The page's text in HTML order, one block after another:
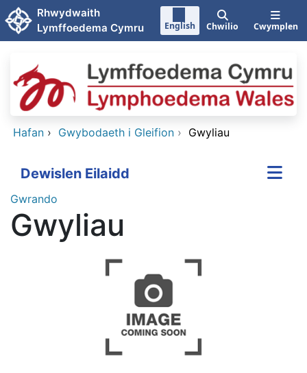
Neidio i'r prif gynnwy
Rhwydwaith
Lymffoedema Cymru
English Chwilio Cwymplen
Hafan › Gwybodaeth i Gleifion › Gwyliau
Dewislen Eilaidd
Gwrando
Gwyliau